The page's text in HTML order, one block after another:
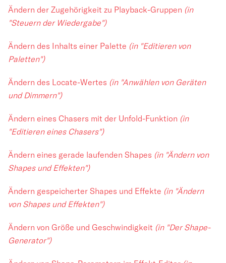
Ändern der Zugehörigkeit zu Playback-Gruppen (in
"Steuern der Wiedergabe")
Ändern des Inhalts einer Palette (in "Editieren von
Paletten")
Ändern des Locate-Wertes (in "Anwählen von Geräten
und Dimmern")
Ändern eines Chasers mit der Unfold-Funktion (in
"Editieren eines Chasers")
Ändern eines gerade laufenden Shapes (in "Ändern von
Shapes und Effekten")
Ändern gespeicherter Shapes und Effekte (in "Ändern
von Shapes und Effekten")
Ändern von Größe und Geschwindigkeit (in "Der Shape-
Generator")